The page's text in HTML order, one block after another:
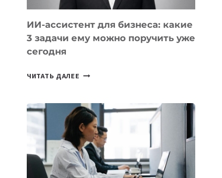
ИИ-ассистент для бизнеса: какие
3 задачи ему можно поручить уже
сегодня
ЧИТАТЬ ДАЛЕЕ ИИ-
БИЗНЕСА:
КАКИЕ
3
ЗАДАЧИ
ЕМУ
МОЖНО